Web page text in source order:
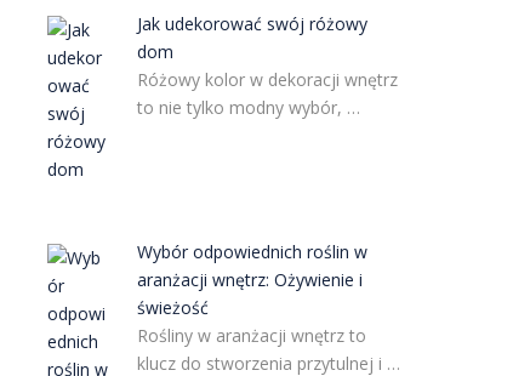
Jak udekorować swój różowy
dom
Różowy kolor w dekoracji wnętrz
to nie tylko modny wybór, …
Wybór odpowiednich roślin w
aranżacji wnętrz: Ożywienie i
świeżość
Rośliny w aranżacji wnętrz to
klucz do stworzenia przytulnej i …